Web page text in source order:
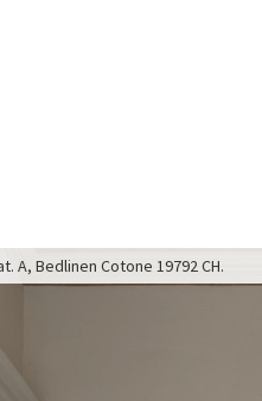
A, Bedlinen Cotone 19792 CH.